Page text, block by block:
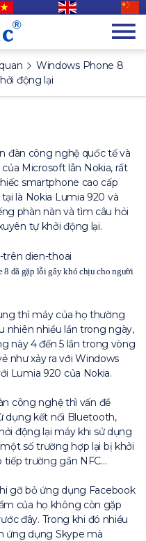
Windows Phone 8
động lại
đàn công nghệ quốc tế và
Microsoft lẫn Nokia, rất
smartphone cao cấp
là Nokia Lumia 920 và
phàn nàn và tìm câu hỏi
tự khởi động lại.
8 đã gặp lỗi gây khó chịu cho người
thì máy của họ thường
nhiên nhiều lần trong ngày,
này 4 đến 5 lần trong vòng
như xảy ra với Windows
Lumia 920 của Nokia.
công nghệ thì vấn đề
dụng kết nối Bluetooth,
động lại máy khi sử dụng
số trường hợp lại bị khởi
tiếp trường gần NFC…
gỡ bỏ ứng dụng Facebook
của họ không còn gặp
đây. Trong khi đó nhiều
ứng dụng Skype mà